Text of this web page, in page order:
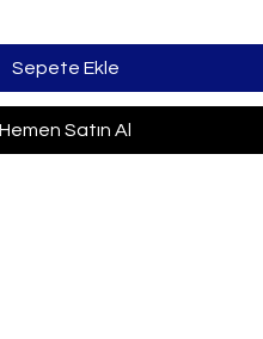
Sepete Ekle
Hemen Satın Al